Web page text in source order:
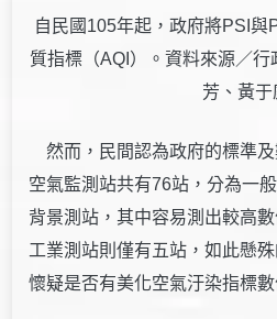
自民國105年起，政府將PSI與
質指標（AQI）。資料來源／
芳、黃于
然而，民間認為政府的標準
空氣監測站共有76站，分為一
背景測站，其中容易測出較高
工業測站則僅有五站，如此懸
懷疑是否有美化空氣汙染指標數